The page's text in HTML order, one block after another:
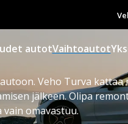
Veho Turva kattaa
jälkeen. Olipa
omavastuu.
autotVaihtoautot